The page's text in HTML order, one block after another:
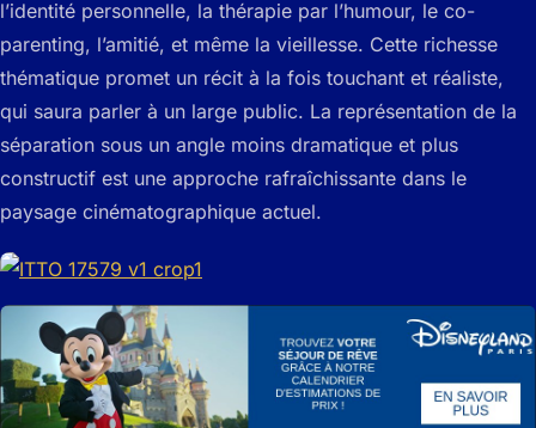
l’identité personnelle, la thérapie par l’humour, le co-
parenting, l’amitié, et même la vieillesse. Cette richesse
thématique promet un récit à la fois touchant et réaliste,
qui saura parler à un large public. La représentation de la
séparation sous un angle moins dramatique et plus
constructif est une approche rafraîchissante dans le
paysage cinématographique actuel.